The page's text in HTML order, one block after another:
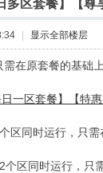
多区套餐】【尊
显示全部楼层
在原套餐的基础
一区套餐】【特惠
区同时运行，只
区同时运行，只